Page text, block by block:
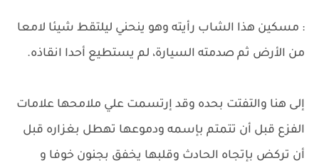
: مسكين هذا الشاب رأيته وهو ينحني ليلتقط شيئا لامعا
من الأرض ثم صدمته السيارة، لم يستطيع أحدا انقاذه.
إلى هنا والتفتت بحده وقد إرتسمت علي ملامحها علامات
الفزع قبل أن تتمتم بإسمه ودموعها تهطل بغزاره قبل
أن تركض بإتجاه الحادث وقلبها يخفق بجنون خوفا و